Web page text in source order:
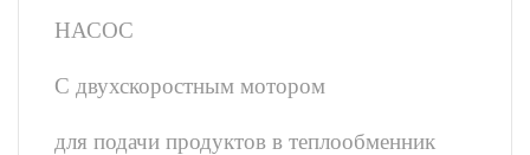
НАСОС
С двухскоростным мотором
для подачи продуктов в теплообменник